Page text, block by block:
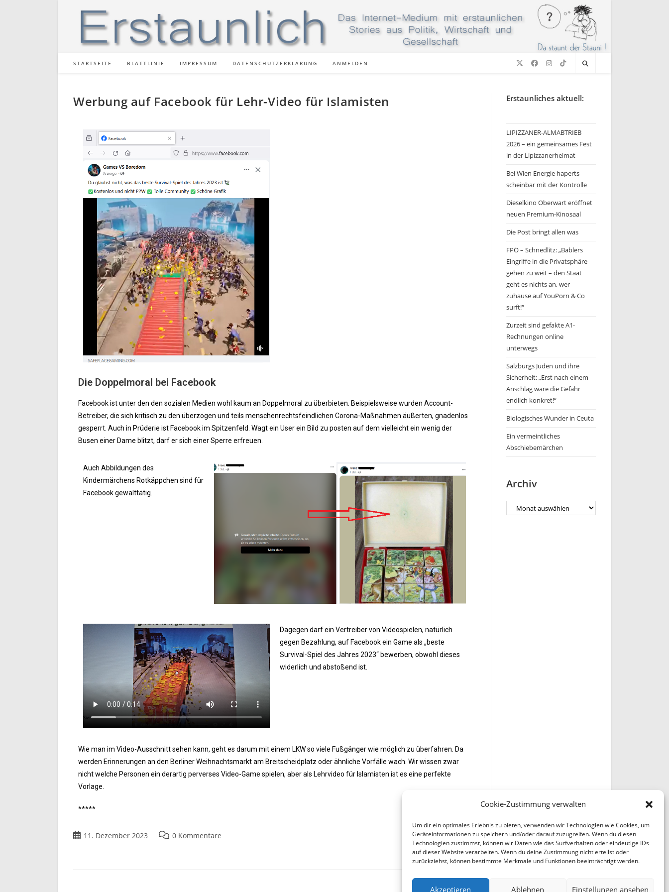
Cookie-Zustimmung verwalten
Um dir ein optimales Erlebnis zu bieten, verwenden wir Technologien wie Cookies, um
Geräteinformationen zu speichern und/oder darauf zuzugreifen. Wenn du diesen
Technologien zustimmst, können wir Daten wie das Surfverhalten oder eindeutige IDs
auf dieser Website verarbeiten. Wenn du deine Zustimmung nicht erteilst oder
zurückziehst, können bestimmte Merkmale und Funktionen beeinträchtigt werden.
Akzeptieren Ablehnen Einstellungen ansehen
STARTSEITE BLATTLINIE IMPRESSUM DATENSCHUTZERKLÄRUNG ANMELDEN
Werbung auf Facebook für Lehr-Video für Islamisten
Die Doppelmoral bei Facebook
Facebook ist unter den den sozialen Medien wohl kaum an Doppelmoral zu überbieten. Beispielsweise wurden Account-
Betreiber, die sich kritisch zu den überzogen und teils menschenrechtsfeindlichen Corona-Maßnahmen äußerten, gnadenlos
gesperrt. Auch in Prüderie ist Facebook im Spitzenfeld. Wagt ein User ein Bild zu posten auf dem vielleicht ein wenig der
Busen einer Dame blitzt, darf er sich einer Sperre erfreuen.
Auch Abbildungen des
Kindermärchens Rotkäppchen sind für
Facebook gewalttätig.
Dagegen darf ein Vertreiber von Videospielen, natürlich
gegen Bezahlung, auf Facebook ein Game als „beste
Survival-Spiel des Jahres 2023“ bewerben, obwohl dieses
widerlich und abstoßend ist.
Wie man im Video-Ausschnitt sehen kann, geht es darum mit einem LKW so viele Fußgänger wie möglich zu überfahren. Da
werden Erinnerungen an den Berliner Weihnachtsmarkt am Breitscheidplatz oder ähnliche Vorfälle wach. Wir wissen zwar
nicht welche Personen ein derartig perverses Video-Game spielen, aber als Lehrvideo für Islamisten ist es eine perfekte
Vorlage.
*****
11. Dezember 2023 0 Kommentare
Erstaunliches aktuell:
LIPIZZANER-ALMABTRIEB
2026 – ein gemeinsames Fest
in der Lipizzanerheimat
Bei Wien Energie haperts
scheinbar mit der Kontrolle
Dieselkino Oberwart eröffnet
neuen Premium-Kinosaal
Die Post bringt allen was
FPÖ – Schnedlitz: „Bablers
Eingriffe in die Privatsphäre
gehen zu weit – den Staat
geht es nichts an, wer
zuhause auf YouPorn & Co
surft!“
Zurzeit sind gefakte A1-
Rechnungen online
unterwegs
Salzburgs Juden und ihre
Sicherheit: „Erst nach einem
Anschlag wäre die Gefahr
endlich konkret!“
Biologisches Wunder in Ceuta
Ein vermeintliches
Abschiebemärchen
Archiv